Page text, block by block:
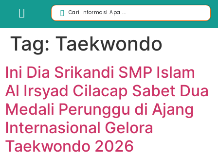
Tag: Taekwondo
Ini Dia Srikandi SMP Islam
Al Irsyad Cilacap Sabet Dua
Medali Perunggu di Ajang
Internasional Gelora
Taekwondo 2026